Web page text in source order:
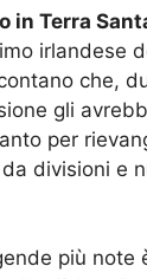
in Terra
irlandese
che,
gli
per
divisioni e
più note